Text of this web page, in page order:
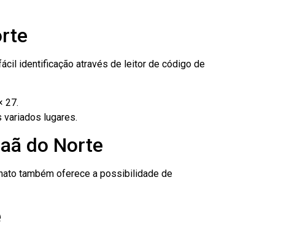
identificação através de leitor de código de
27.
variados lugares.
do Norte
também oferece a possibilidade de